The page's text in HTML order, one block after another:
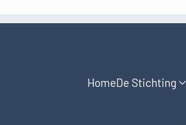
HomeDe Stichting